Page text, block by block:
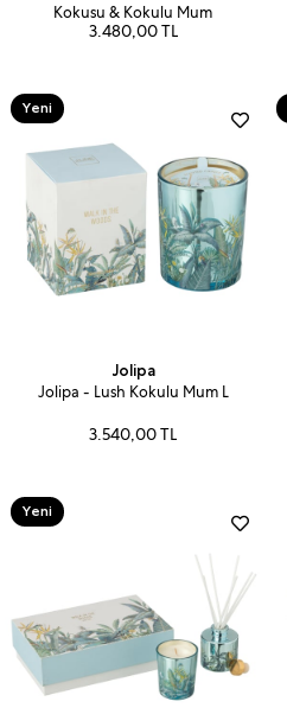
Kokusu & Kokulu Mum
3.480,00 TL
Jolipa
Jolipa - Lush Kokulu Mum L
3.540,00 TL
Yeni
Yeni